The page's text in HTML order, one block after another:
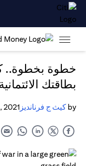
خطوة بخطوة..
بطاقتك
by كيث ج فرنانديز 2021